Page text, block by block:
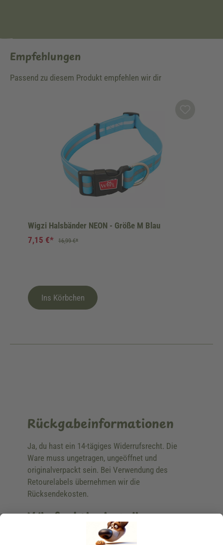
Empfehlungen
Passend zu diesem Produkt empfehlen wir dir
Wigzi Halsbänder NEON - Größe M Blau
7,15 €*
16,99 €*
Ins Körbchen
Rückgabeinformationen
Ja, du hast ein 14-tägiges Widerrufsrecht. Die
Ware muss ungetragen, ungeöffnet und
originalverpackt sein. Bei Verwendung des
Retourelabels übernehmen wir die
Rücksendekosten.
Wie funktioniert die
Rücksendung?